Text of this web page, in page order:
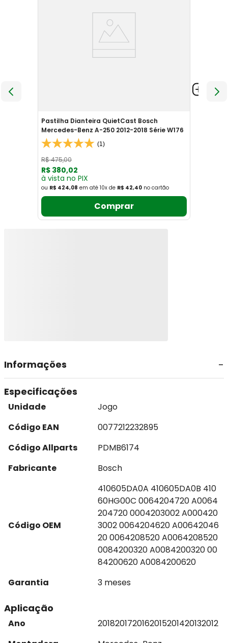
Pastilha Dianteira QuietCast Bosch
Mercedes-Benz A-250 2012-2018 Série W176
(1)
R$475,00
R$ 380,02
à vista no PIX
ou R$ 424,08 em até 10x de R$ 42,40 no cartão
Comprar
Informações
Especificações
Unidade
Jogo
Código EAN
0077212232895
Código Allparts
PDMB6174
Fabricante
Bosch
Código OEM
410605DA0A 410605DA0B 410
60HG00C 0064204720 A0064
204720 0004203002 A000420
3002 0064204620 A00642046
20 0064208520 A0064208520
0084200320 A0084200320 00
84200620 A0084200620
Garantia
3 meses
Aplicação
Ano 2018201720162015201420132012